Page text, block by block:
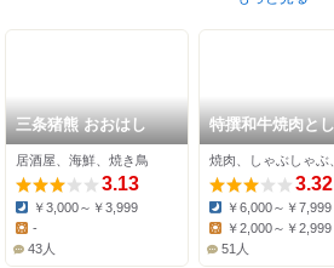
三条猪熊 おおはし
居酒屋、海鮮、焼き鳥
3.13
Dinner:
￥3,000～￥3,999
Lunch:
-
43人
特撰和牛焼肉と
しゃぶ一寸法師
オン京都店
3.32
Dinner:
￥6,000～￥7,999
Lunch:
￥2,000～￥2,999
51人